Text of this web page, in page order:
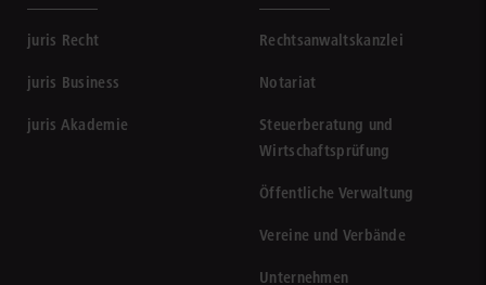
juris Recht
juris Business
juris Akademie
Rechtsanwaltskanzlei
Notariat
Steuerberatung und
Wirtschaftsprüfung
Öffentliche Verwaltung
Vereine und Verbände
Unternehmen